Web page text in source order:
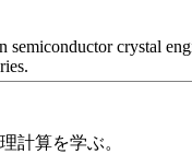
semiconductor crystal
計算を学ぶ。